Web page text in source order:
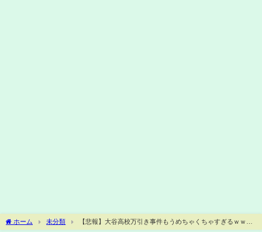
ホーム 未分類
【悲報】大谷高校万引き事件もうめちゃくちゃすぎるｗｗ